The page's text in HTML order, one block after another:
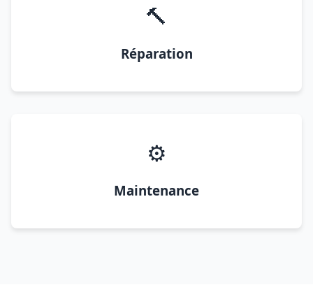
🔨
Réparation
⚙️
Maintenance